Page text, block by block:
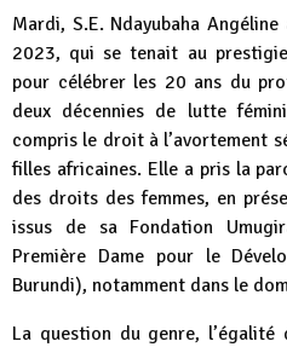
Mardi, S.E. Ndayubaha
2023, qui se tenait au
pour célébrer les 20 ans du
deux décennies de lutte
compris le droit à l’avortement
filles africaines. Elle a pris la
des droits des femmes, en
issus de sa Fondation
Première Dame pour le
Burundi), notamment dans le
La question du genre, l’égalité